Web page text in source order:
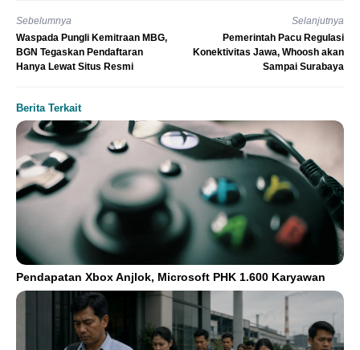
Sebelumnya
Waspada Pungli Kemitraan MBG,
BGN Tegaskan Pendaftaran
Hanya Lewat Situs Resmi
Selanjutnya
Pemerintah Pacu Regulasi
Konektivitas Jawa, Whoosh akan
Sampai Surabaya
Berita Terkait
Pendapatan Xbox Anjlok, Microsoft PHK 1.600 Karyawan